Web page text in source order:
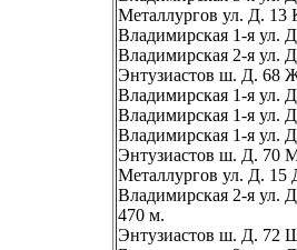
Металлургов ул. Д.
Владимирская 1-я ул.
Владимирская 2-я ул.
Энтузиастов ш. Д. 68
Владимирская 1-я ул.
Владимирская 1-я ул.
Владимирская 1-я ул.
Энтузиастов ш. Д. 70
Металлургов ул. Д. 15
Владимирская 2-я ул.
470 м.
Энтузиастов ш. Д. 72